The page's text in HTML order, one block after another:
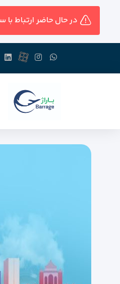
در حال حاضر ارتباط